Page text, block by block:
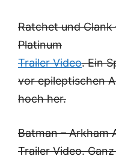
Ratchet und
Platinum
Trailer Video. Ein
vor epileptischen
hoch her.
Batman – Arkham
Trailer Video.